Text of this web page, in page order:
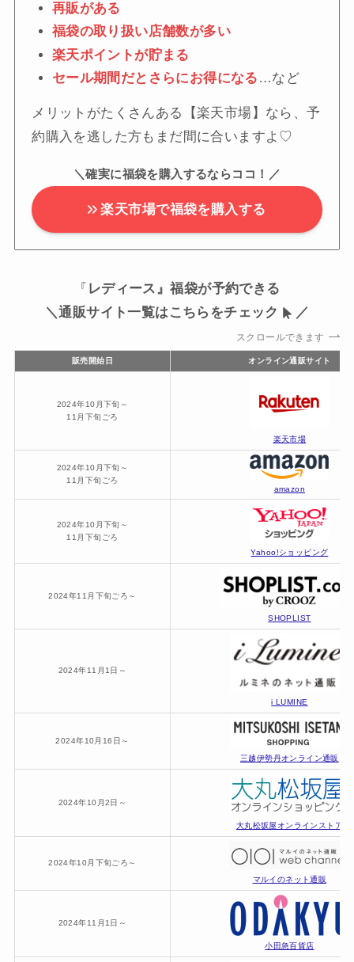
再販がある
福袋の取り扱い店舗数が多い
楽天ポイントが貯まる
セール期間だとさらにお得になる …など
メリットがたくさんある【楽天市場】なら、予
約購入を逃した方もまだ間に合いますよ♡
＼確実に福袋を購入するならココ！／
楽天市場で福袋を購入する
『 レディース』福袋が予約できる
＼通販サイト一覧はこちらをチェック
／
スクロールできます
販売開始日 オンライン通販サイト
2024年10月下旬～
11月下旬ごろ
楽天市場
2024年10月下旬～
11月下旬ごろ
amazon
2024年10月下旬～
11月下旬ごろ
Yahoo!ショッピング
2024年11月下旬ごろ～
SHOPLIST
2024年11月1日～
i LUMINE
2024年10月16日～
三越伊勢丹オンライン通販
2024年10月2日～
大丸松坂屋オンラインストア
2024年10月下旬ごろ～
マルイのネット通販
2024年11月1日～
小田急百貨店